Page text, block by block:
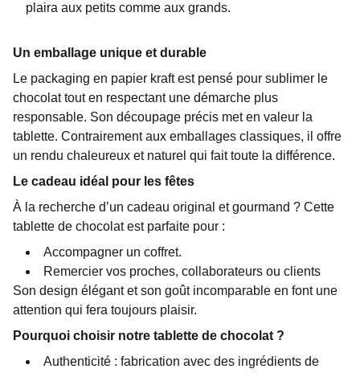
plaira aux petits comme aux grands.
Un emballage unique et durable
Le packaging en papier kraft est pensé pour sublimer le
chocolat tout en respectant une démarche plus
responsable. Son découpage précis met en valeur la
tablette. Contrairement aux emballages classiques, il offre
un rendu chaleureux et naturel qui fait toute la différence.
Le cadeau idéal pour les fêtes
À la recherche d’un cadeau original et gourmand ? Cette
tablette de chocolat est parfaite pour :
Accompagner un coffret.
Remercier vos proches, collaborateurs ou clients
Son design élégant et son goût incomparable en font une
attention qui fera toujours plaisir.
Pourquoi choisir notre tablette de chocolat ?
Authenticité : fabrication avec des ingrédients de